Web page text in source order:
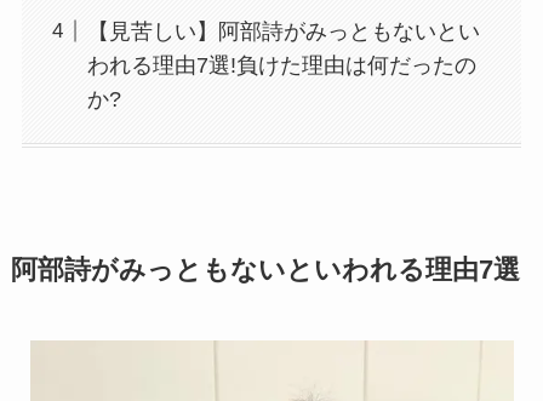
【見苦しい】阿部詩がみっともないとい
われる理由7選!負けた理由は何だったの
か?
阿部詩がみっともないといわれる理由7選